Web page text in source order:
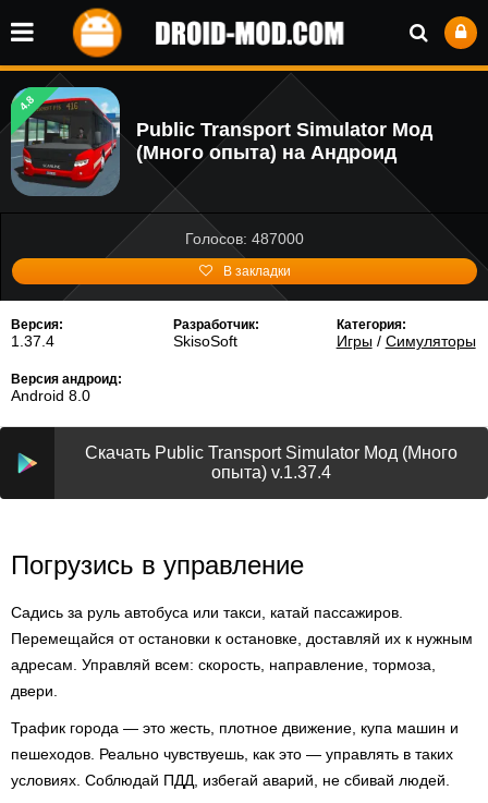
4.8
Public Transport Simulator Мод
(Много опыта) на Андроид
Голосов: 487000
В закладки
Версия:
1.37.4
Разработчик:
SkisoSoft
Категория:
Игры/ Симуляторы
Версия андроид:
Android 8.0
Скачать Public Transport Simulator Мод (Много
опыта) v.1.37.4
Погрузись в управление
Садись за руль автобуса или такси, катай пассажиров.
Перемещайся от остановки к остановке, доставляй их к нужным
адресам. Управляй всем: скорость, направление, тормоза,
двери.
Трафик города — это жесть, плотное движение, купа машин и
пешеходов. Реально чувствуешь, как это — управлять в таких
условиях. Соблюдай ПДД, избегай аварий, не сбивай людей.